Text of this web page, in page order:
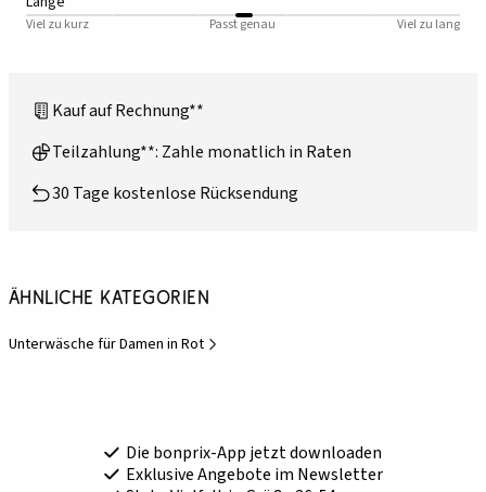
Viel zu kurz Passt genau Viel zu lang
Kauf auf Rechnung**
Teilzahlung**: Zahle monatlich in Raten
30 Tage kostenlose Rücksendung
Ähnliche Kategorien
Unterwäsche für Damen in Rot
Die bonprix-App jetzt downloaden
Exklusive Angebote im Newsletter